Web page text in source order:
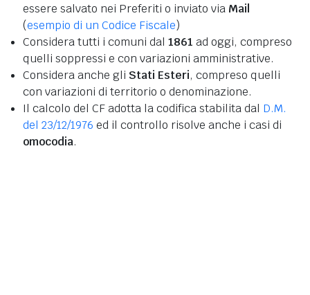
essere salvato nei Preferiti o inviato via Mail
(esempio di un Codice Fiscale)
Considera tutti i comuni dal 1861 ad oggi, compreso
quelli soppressi e con variazioni amministrative.
Considera anche gli Stati Esteri, compreso quelli
con variazioni di territorio o denominazione.
Il calcolo del CF adotta la codifica stabilita dal D.M.
del 23/12/1976 ed il controllo risolve anche i casi di
omocodia.